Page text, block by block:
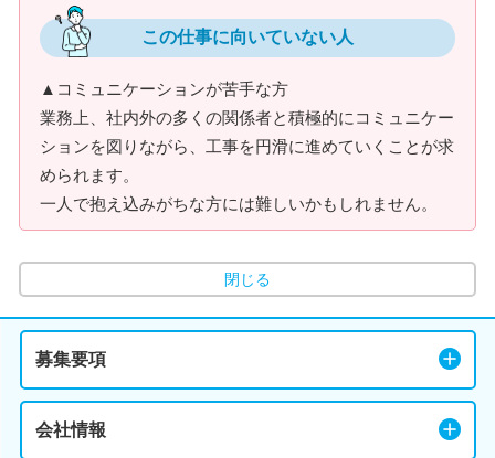
この仕事に向いていない人
▲コミュニケーションが苦手な方
業務上、社内外の多くの関係者と積極的にコミュニケー
ションを図りながら、工事を円滑に進めていくことが求
められます。
一人で抱え込みがちな方には難しいかもしれません。
閉じる
募集要項
会社情報